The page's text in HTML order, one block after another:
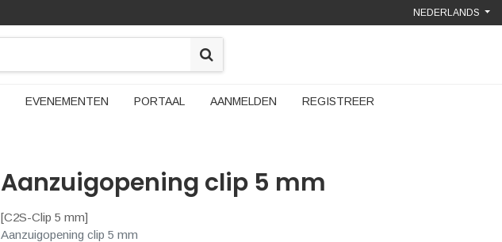
NEDERLANDS
EVENEMENTEN PORTAAL AANMELDEN REGISTREER
Aanzuigopening clip 5 mm
[C2S-Clip 5 mm]
Aanzuigopening clip 5 mm